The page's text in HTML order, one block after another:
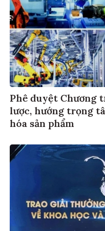
Phê duyệt Chương
lược, hướng trọng
hóa sản phẩm